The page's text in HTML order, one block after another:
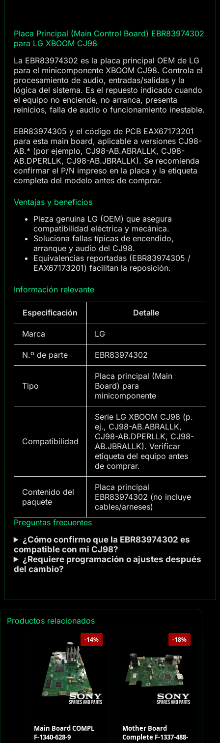
Placa Principal (Main Control Board) EBR83974302
para LG XBOOM CJ98
La EBR83974302 es la placa principal OEM de LG
para el minicomponente XBOOM CJ98. Controla el
procesamiento de audio, entradas/salidas y la
lógica del sistema. Es el repuesto indicado cuando
el equipo no enciende, no arranca, presenta
reinicios, falla de audio o funcionamiento inestable.
EBR83974305 y el código de PCB EAX67173201
para esta main board, aplicable a versiones CJ98-
AB.* (por ejemplo, CJ98-AB.ABRALLK, CJ98-
AB.DPERLLK, CJ98-AB.JBRALLK). Se recomienda
confirmar el P/N impreso en la placa y la etiqueta
completa del modelo antes de comprar.
Ventajas y beneficios
Pieza genuina LG (OEM) que asegura
compatibilidad eléctrica y mecánica.
Soluciona fallas típicas de encendido,
arranque y audio del CJ98.
Equivalencias reportadas (EBR83974305 /
EAX67173201) facilitan la reposición.
Información relevante
Especificación Detalle
Marca LG
N.º de parte EBR83974302
Tipo
Placa principal (Main
Board) para
minicomponente
Compatibilidad
Serie LG XBOOM CJ98 (p.
ej., CJ98-AB.ABRALLK,
CJ98-AB.DPERLLK, CJ98-
AB.JBRALLK). Verificar
etiqueta del equipo antes
de comprar.
Contenido del
paquete
Placa principal
EBR83974302 (no incluye
cables/arneses)
Preguntas frecuentes
¿Cómo confirmo que la EBR83974302 es
compatible con mi CJ98?
¿Requiere programación o ajustes después
del cambio?
Productos relacionados
-14%
Main Board COMPL
F-1340-628-9
-18%
Mother Board
Complete F-1337-488-